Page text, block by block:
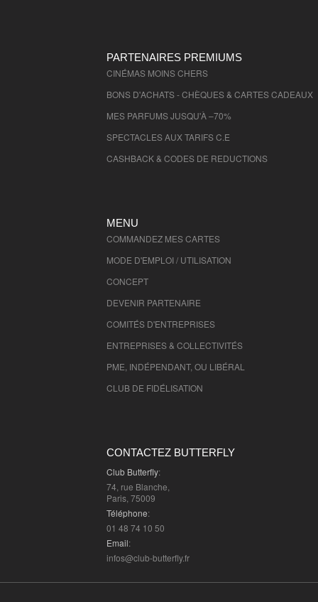
Somme - 80000 , (fr)
Tarn - 81000 , (fr)
Tarn et Garonne - 82000 , (fr)
Var - 83000 , (fr)
Seine St Denis
Val de Marne - 94000 , (fr)
Val D'Oise - 95000 , (fr)
PARTENAIRES PREMIUMS
CINÉMAS MOINS CHERS
BONS D'ACHATS - CHÈQUES & CARTES CADEAUX
MES PARFUMS JUSQU'À –70%
SPECTACLES AUX TARIFS C.E
CASHBACK & CODES DE REDUCTIONS
MENU
COMMANDEZ MES CARTES
MODE D'EMPLOI / UTILISATION
CONCEPT
DEVENIR PARTENAIRE
COMITÉS D'ENTREPRISES
ENTREPRISES & COLLECTIVITÉS
PME, INDÉPENDANT, OU LIBÉRAL
CLUB DE FIDÉLISATION
CONTACTEZ BUTTERFLY
Club Butterfly:
74, rue Blanche,
Paris, 75009
Téléphone:
01 48 74 10 50
Email:
infos@club-butterfly.fr